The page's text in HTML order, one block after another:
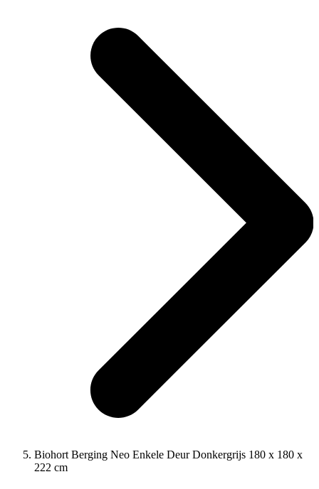
Biohort Berging Neo Enkele Deur Donkergrijs 180 x 180 x
222 cm